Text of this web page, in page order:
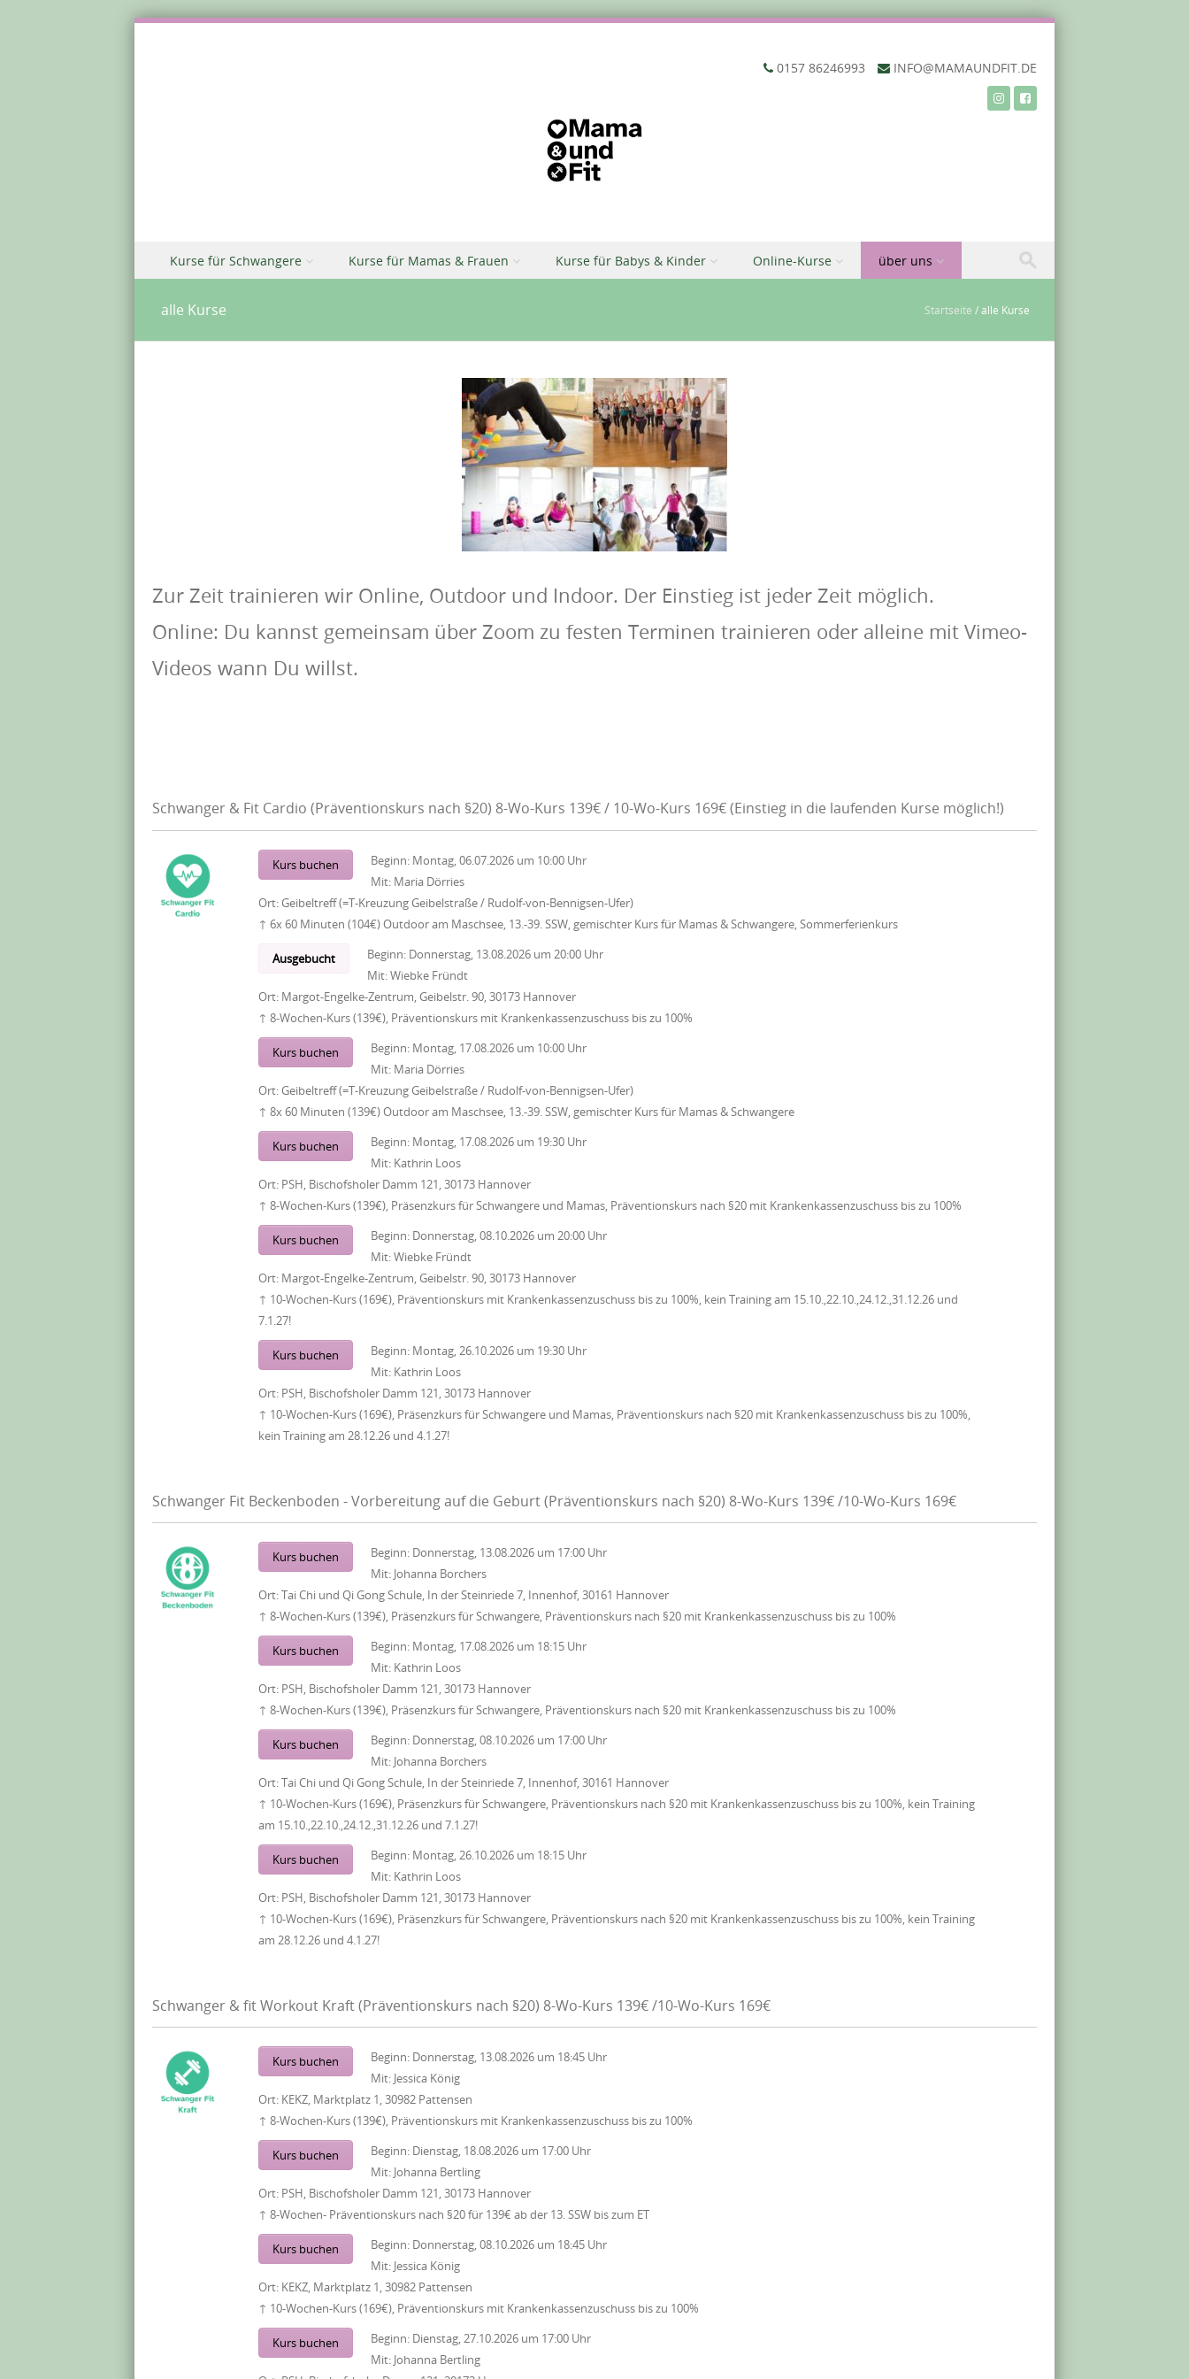
‭0157 86246993‬ INFO@MAMAUNDFIT.DE
Menü
Zu Inhalt springen
Kurse für Schwangere Kurse für Mamas & Frauen Kurse für Babys & Kinder Online-Kurse über uns
alle Kurse Startseite /alle Kurse
Zur Zeit trainieren wir Online, Outdoor und Indoor. Der Einstieg ist jeder Zeit möglich.
Online: Du kannst gemeinsam über Zoom zu festen Terminen trainieren oder alleine mit Vimeo-
Videos wann Du willst.
Schwanger & Fit Cardio (Präventionskurs nach §20) 8-Wo-Kurs 139€ / 10-Wo-Kurs 169€ (Einstieg in die laufenden Kurse möglich!)
Kurs buchen Beginn: Montag, 06.07.2026 um 10:00 Uhr
Mit: Maria Dörries
Ort:Geibeltreff (=T-Kreuzung Geibelstraße / Rudolf-von-Bennigsen-Ufer)
↑ 6x 60 Minuten (104€) Outdoor am Maschsee, 13.-39. SSW, gemischter Kurs für Mamas & Schwangere, Sommerferienkurs
Ausgebucht Beginn: Donnerstag, 13.08.2026 um 20:00 Uhr
Mit:Wiebke Fründt
Ort: Margot-Engelke-Zentrum, Geibelstr. 90, 30173 Hannover
↑ 8-Wochen-Kurs (139€), Präventionskurs mit Krankenkassenzuschuss bis zu 100%
Kurs buchen Beginn: Montag, 17.08.2026 um 10:00 Uhr
Mit: Maria Dörries
Ort:Geibeltreff (=T-Kreuzung Geibelstraße / Rudolf-von-Bennigsen-Ufer)
↑ 8x 60 Minuten (139€) Outdoor am Maschsee, 13.-39. SSW, gemischter Kurs für Mamas & Schwangere
Kurs buchen Beginn: Montag, 17.08.2026 um 19:30 Uhr
Mit: Kathrin Loos
Ort: PSH, Bischofsholer Damm 121, 30173 Hannover
↑ 8-Wochen-Kurs (139€), Präsenzkurs für Schwangere und Mamas, Präventionskurs nach §20 mit Krankenkassenzuschuss bis zu 100%
Kurs buchen Beginn: Donnerstag, 08.10.2026 um 20:00 Uhr
Mit:Wiebke Fründt
Ort: Margot-Engelke-Zentrum, Geibelstr. 90, 30173 Hannover
↑ 10-Wochen-Kurs (169€), Präventionskurs mit Krankenkassenzuschuss bis zu 100%, kein Training am 15.10.,22.10.,24.12.,31.12.26 und
7.1.27!
Kurs buchen Beginn: Montag, 26.10.2026 um 19:30 Uhr
Mit: Kathrin Loos
Ort: PSH, Bischofsholer Damm 121, 30173 Hannover
↑ 10-Wochen-Kurs (169€), Präsenzkurs für Schwangere und Mamas, Präventionskurs nach §20 mit Krankenkassenzuschuss bis zu 100%,
kein Training am 28.12.26 und 4.1.27!
Schwanger Fit Beckenboden - Vorbereitung auf die Geburt (Präventionskurs nach §20) 8-Wo-Kurs 139€ /10-Wo-Kurs 169€
Kurs buchen Beginn: Donnerstag, 13.08.2026 um 17:00 Uhr
Mit: Johanna Borchers
Ort:Tai Chi und Qi Gong Schule, In der Steinriede 7, Innenhof, 30161 Hannover
↑ 8-Wochen-Kurs (139€), Präsenzkurs für Schwangere, Präventionskurs nach §20 mit Krankenkassenzuschuss bis zu 100%
Kurs buchen Beginn: Montag, 17.08.2026 um 18:15 Uhr
Mit: Kathrin Loos
Ort: PSH, Bischofsholer Damm 121, 30173 Hannover
↑ 8-Wochen-Kurs (139€), Präsenzkurs für Schwangere, Präventionskurs nach §20 mit Krankenkassenzuschuss bis zu 100%
Kurs buchen Beginn: Donnerstag, 08.10.2026 um 17:00 Uhr
Mit: Johanna Borchers
Ort:Tai Chi und Qi Gong Schule, In der Steinriede 7, Innenhof, 30161 Hannover
↑ 10-Wochen-Kurs (169€), Präsenzkurs für Schwangere, Präventionskurs nach §20 mit Krankenkassenzuschuss bis zu 100%, kein Training
am 15.10.,22.10.,24.12.,31.12.26 und 7.1.27!
Kurs buchen Beginn: Montag, 26.10.2026 um 18:15 Uhr
Mit: Kathrin Loos
Ort: PSH, Bischofsholer Damm 121, 30173 Hannover
↑ 10-Wochen-Kurs (169€), Präsenzkurs für Schwangere, Präventionskurs nach §20 mit Krankenkassenzuschuss bis zu 100%, kein Training
am 28.12.26 und 4.1.27!
Schwanger & fit Workout Kraft (Präventionskurs nach §20) 8-Wo-Kurs 139€ /10-Wo-Kurs 169€
Kurs buchen Beginn: Donnerstag, 13.08.2026 um 18:45 Uhr
Mit: Jessica König
Ort: KEKZ, Marktplatz 1, 30982 Pattensen
↑ 8-Wochen-Kurs (139€), Präventionskurs mit Krankenkassenzuschuss bis zu 100%
Kurs buchen Beginn: Dienstag, 18.08.2026 um 17:00 Uhr
Mit: Johanna Bertling
Ort: PSH, Bischofsholer Damm 121, 30173 Hannover
↑ 8-Wochen- Präventionskurs nach §20 für 139€ ab der 13. SSW bis zum ET
Kurs buchen Beginn: Donnerstag, 08.10.2026 um 18:45 Uhr
Mit: Jessica König
Ort: KEKZ, Marktplatz 1, 30982 Pattensen
↑ 10-Wochen-Kurs (169€), Präventionskurs mit Krankenkassenzuschuss bis zu 100%
Kurs buchen Beginn: Dienstag, 27.10.2026 um 17:00 Uhr
Mit: Johanna Bertling